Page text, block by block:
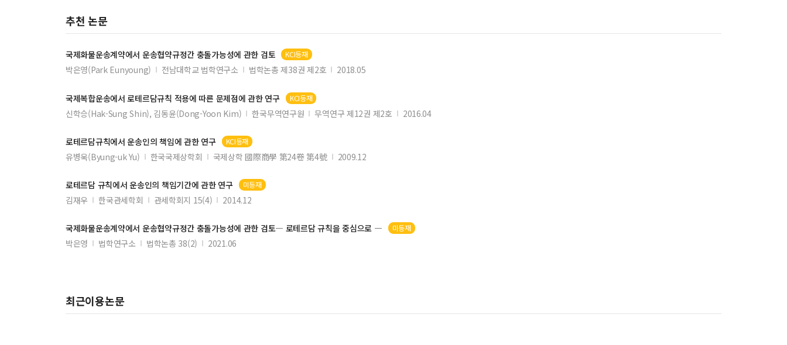
인터넷상 ‘아우슈비츠 거짓말’에 대한 독일 연방대법원 판례 고찰
헌법재판으로서 국민투표소송
로테르담 규칙에서 복합운송인 및 하수운송인의 책임에 관한 고찰
청구범위의 해석과 그 관련문제
항소심에서의 심판대상과 그 변경의 한계
증권관련 집단소송법에서의 청구권경합
추천 논문
국제화물운송계약에서 운송협약규정간 충돌가능성에 관한 검토 KCI등재
박은영(Park Eunyoung) 전남대학교 법학연구소 법학논총 제38권 제2호 2018.05
국제복합운송에서로테르담규칙 적용에 따른 문제점에 관한 연구 KCI등재
신학승(Hak-Sung Shin), 김동윤(Dong-Yoon Kim) 한국무역연구원 무역연구 제12권 제2호 2016.04
로테르담규칙에서 운송인의 책임에 관한 연구 KCI등재
유병욱(Byung-uk Yu) 한국국제상학회 국제상학 國際商學 第24卷 第4號 2009.12
로테르담 규칙에서 운송인의 책임기간에 관한 연구 미등재
김재우 한국관세학회 관세학회지 15(4) 2014.12
국제화물운송계약에서 운송협약규정간 충돌가능성에 관한 검토― 로테르담규칙을 중심으로 ― 미등재
박은영 법학연구소 법학논총 38(2) 2021.06
최근이용논문